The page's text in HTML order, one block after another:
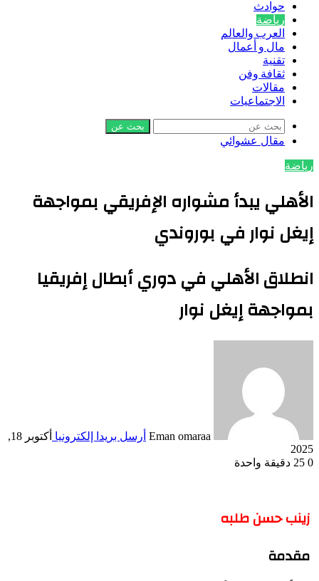
حوادث
رياضة
العرب والعالم
مال و أعمال
تقنية
ثقافة وفن
مقالات
الاجتماعيات
بحث عن
مقال عشوائي
رياضة
الأهلي يبدأ مشواره الإفريقي بمواجهة
إيغل نوار في بوروندي
انطلاق الأهلي في دوري أبطال إفريقيا
بمواجهة إيغل نوار
Eman omaraa أرسل بريدا إلكترونيا
أكتوبر 18,
2025
0
دقيقة واحدة
زينب حسن طلبه
مقدمة